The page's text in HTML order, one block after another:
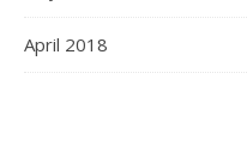
April 2018